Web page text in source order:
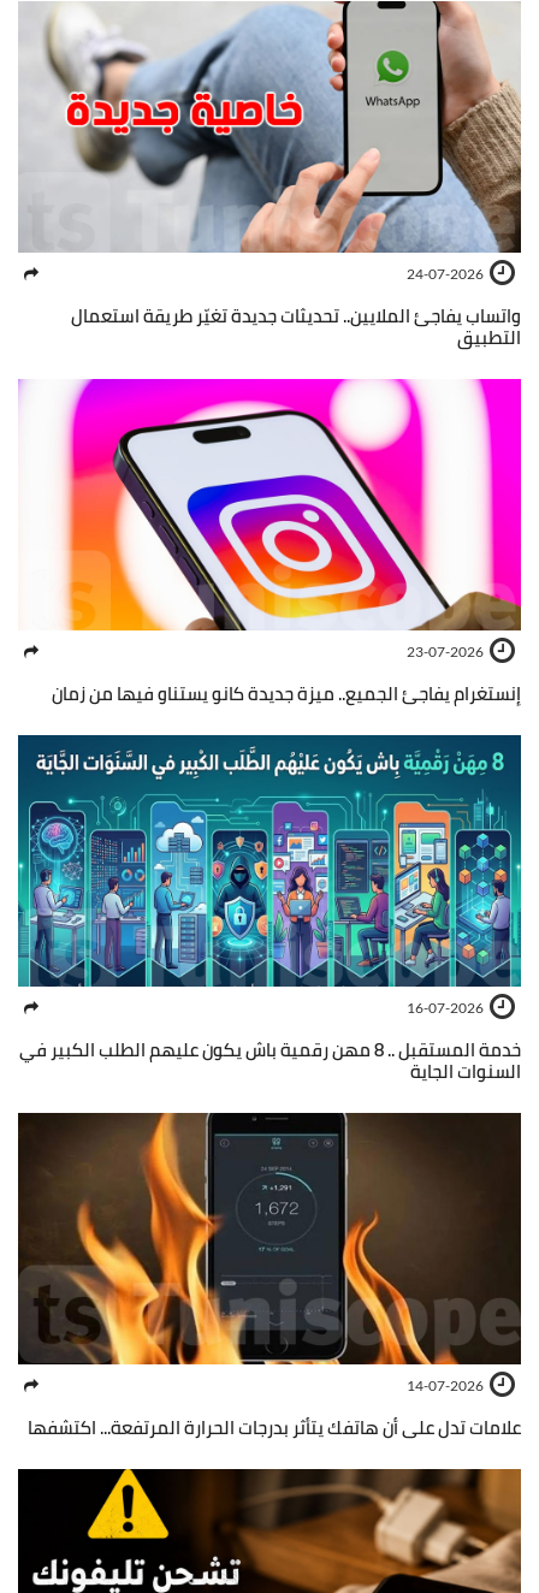
24-07-2026
واتساب يفاجئ الملايين.. تحديثات جديدة تغيّر طريقة استعمال
التطبيق
23-07-2026
إنستغرام يفاجئ الجميع.. ميزة جديدة كانو يستناو فيها من زمان
16-07-2026
خدمة المستقبل .. 8 مهن رقمية باش يكون عليهم الطلب الكبير في
السنوات الجاية
14-07-2026
علامات تدل على أن هاتفك يتأثر بدرجات الحرارة المرتفعة... اكتشفها